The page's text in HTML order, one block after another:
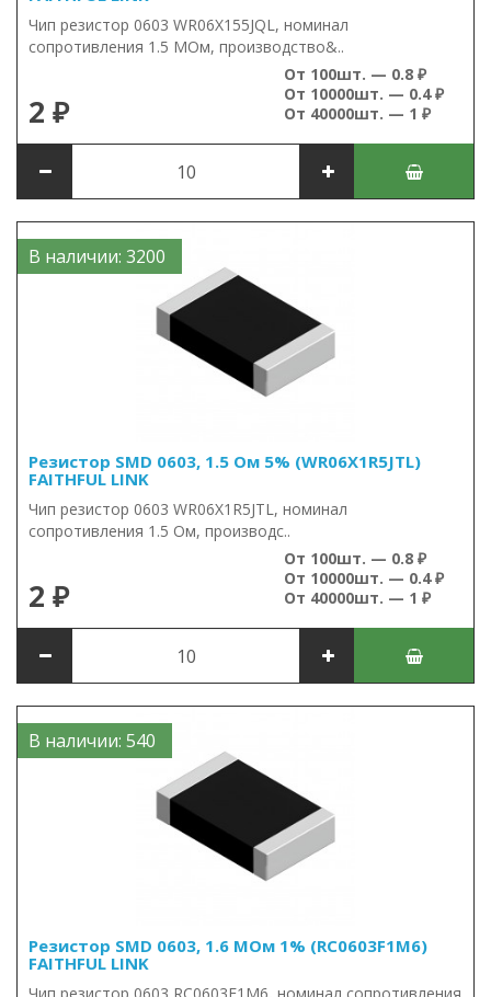
Чип резистор 0603 WR06X155JQL, номинал
сопротивления 1.5 МОм, производство&..
2 ₽
От 100шт. — 0.8 ₽
От 10000шт. — 0.4 ₽
От 40000шт. — 1 ₽
В наличии: 3200
Резистор SMD 0603, 1.5 Ом 5% (WR06X1R5JTL)
FAITHFUL LINK
Чип резистор 0603 WR06X1R5JTL, номинал
сопротивления 1.5 Ом, производс..
2 ₽
От 100шт. — 0.8 ₽
От 10000шт. — 0.4 ₽
От 40000шт. — 1 ₽
В наличии: 540
Резистор SMD 0603, 1.6 МОм 1% (RC0603F1M6)
FAITHFUL LINK